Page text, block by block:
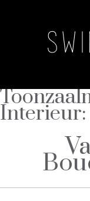
Interieur: